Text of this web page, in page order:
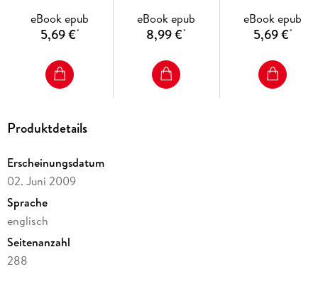
The Diaries of Emily the Strange: Dark Times
The Diaries of Emily the Strange: Piece of Mind
eBook epub
5,69 €*
eBook epub
8,99 €*
eBook epub
5,69 €*
Produktdetails
Erscheinungsdatum
02. Juni 2009
Sprache
englisch
Seitenanzahl
288